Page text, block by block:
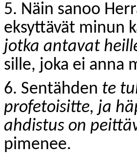
5. Näin sanoo
eksyttävät minun
jotka antavat
sille, joka ei anna
6. Sentähden te
profetoisitte, ja
ahdistus on
pimenee.